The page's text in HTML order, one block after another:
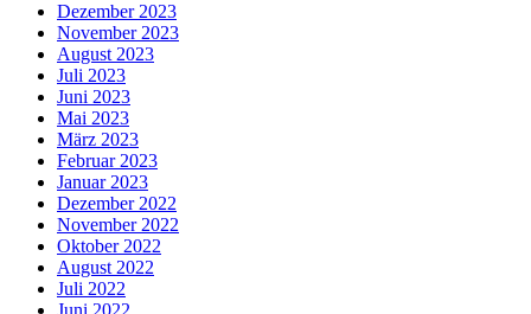
Dezember 2023
November 2023
August 2023
Juli 2023
Juni 2023
Mai 2023
März 2023
Februar 2023
Januar 2023
Dezember 2022
November 2022
Oktober 2022
August 2022
Juli 2022